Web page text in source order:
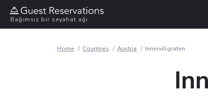
Bağımsız bir seyahat ağı
Home Countries Austria Innervillgraten